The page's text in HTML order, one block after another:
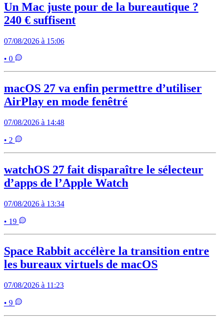
Un Mac juste pour de la bureautique ?
240 € suffisent
07/08/2026 à 15:06
• 0
macOS 27 va enfin permettre d’utiliser
AirPlay en mode fenêtré
07/08/2026 à 14:48
• 2
watchOS 27 fait disparaître le sélecteur
d’apps de l’Apple Watch
07/08/2026 à 13:34
• 19
Space Rabbit accélère la transition entre
les bureaux virtuels de macOS
07/08/2026 à 11:23
• 9